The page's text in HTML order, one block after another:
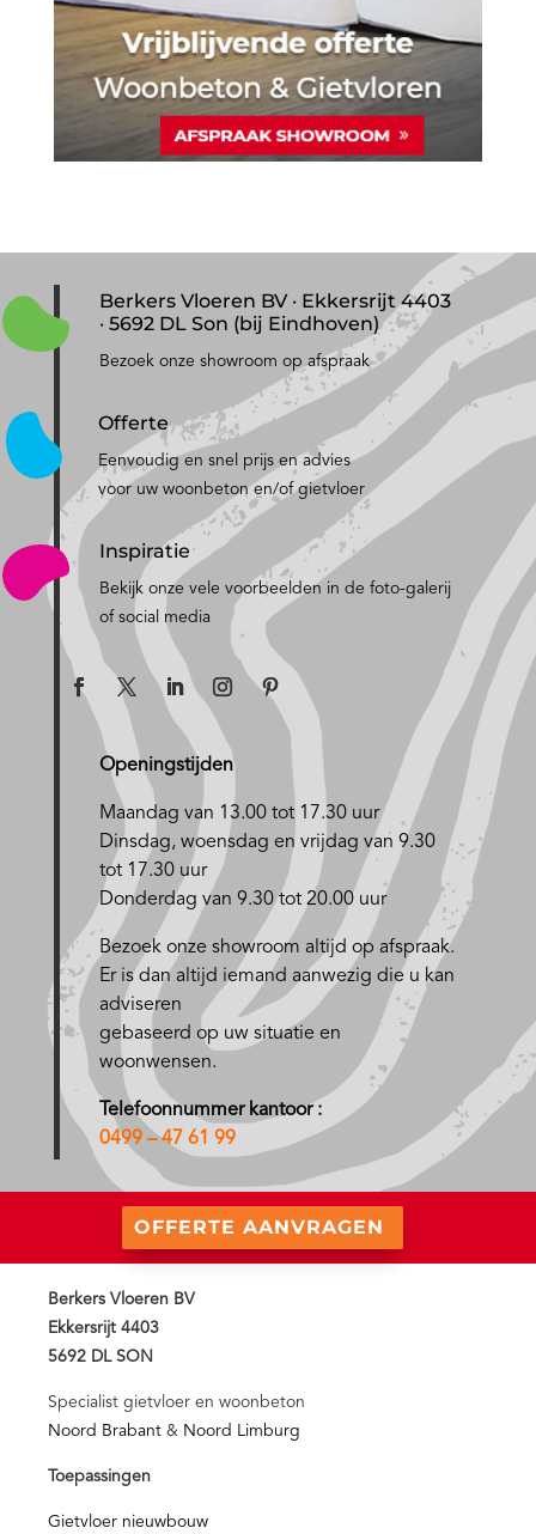
Berkers Vloeren BV · Ekkersrijt 4403
· 5692 DL Son (bij Eindhoven)
Bezoek onze showroom op afspraak
Offerte
Eenvoudig en snel prijs en advies
voor uw woonbeton en/of gietvloer
Inspiratie
Bekijk onze vele voorbeelden in de foto-galerij
of social media
Openingstijden
Maandag van 13.00 tot 17.30 uur
Dinsdag, woensdag en vrijdag van 9.30
tot 17.30 uur
Donderdag van 9.30 tot 20.00 uur
Bezoek onze showroom altijd op afspraak.
Er is dan altijd iemand aanwezig die u kan
adviseren
gebaseerd op uw situatie en
woonwensen.
Telefoonnummer kantoor :
0499 – 47 61 99
OFFERTE AANVRAGEN
Berkers Vloeren BV
Ekkersrijt 4403
5692 DL SON
Specialist gietvloer en woonbeton
Noord Brabant & Noord Limburg
Toepassingen
Gietvloer nieuwbouw